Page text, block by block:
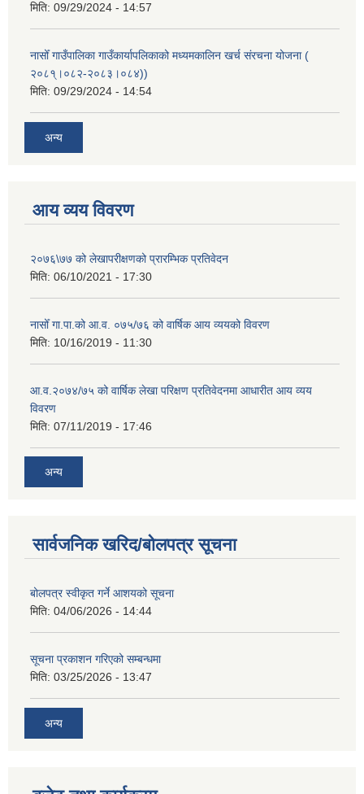
मिति: 09/29/2024 - 14:57
नासोँ गाउँपालिका गाउँकार्यापलिकाको मध्यमकालिन खर्च संरचना योजना (
२०८१्।०८२-२०८३।०८४))
मिति: 09/29/2024 - 14:54
अन्य
आय व्यय विवरण
२०७६\७७ को लेखापरीक्षणको प्रारम्भिक प्रतिवेदन
मिति: 06/10/2021 - 17:30
नासोँ गा.पा.को आ.व. ०७५/७६ को वार्षिक आय व्ययको विवरण
मिति: 10/16/2019 - 11:30
आ.व.२०७४/७५ को वार्षिक लेखा परिक्षण प्रतिवेदनमा आधारीत आय व्यय
विवरण
मिति: 07/11/2019 - 17:46
अन्य
सार्वजनिक खरिद/बोलपत्र सूचना
बोलपत्र स्वीकृत गर्ने आशयको सूचना
मिति: 04/06/2026 - 14:44
सूचना प्रकाशन गरिएको सम्बन्धमा
मिति: 03/25/2026 - 13:47
अन्य